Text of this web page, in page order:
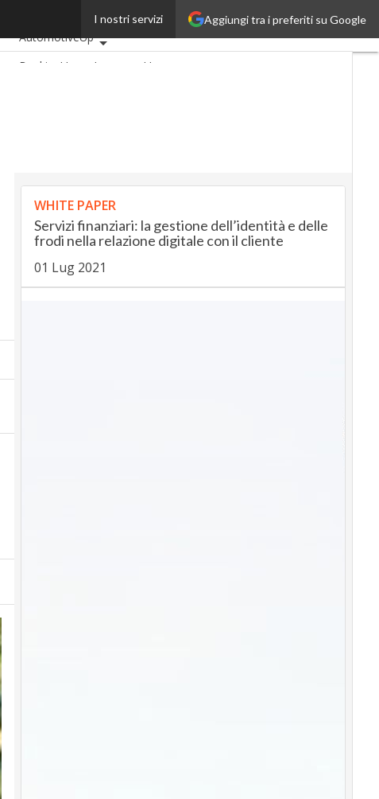
Aggiungi tra i preferiti su Google
I nostri servizi
AutomotiveUp
BankingUp
InsuranceUp
WHITE PAPER
Servizi finanziari: la gestione dell’identità e delle
frodi nella relazione digitale con il cliente
01 Lug 2021